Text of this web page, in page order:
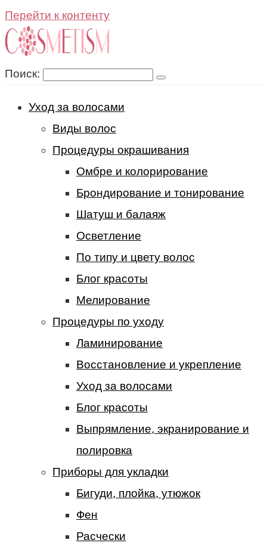
Перейти к контенту
Поиск:
Уход за волосами
Виды волос
Процедуры окрашивания
Омбре и колорирование
Брондирование и тонирование
Шатуш и балаяж
Осветление
По типу и цвету волос
Блог красоты
Мелирование
Процедуры по уходу
Ламинирование
Восстановление и укрепление
Уход за волосами
Блог красоты
Выпрямление, экранирование и
полировка
Приборы для укладки
Бигуди, плойка, утюжок
Фен
Расчески